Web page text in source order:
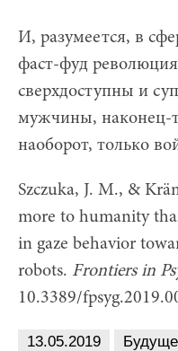
И, разумеется, в
фаст-фуд
сверхдоступны и
мужчины, наконец-
наоборот, только
Szczuka, J. M., &
more to humanity
in gaze behavior
robots. Frontiers in
10.3389/
13.05.2019